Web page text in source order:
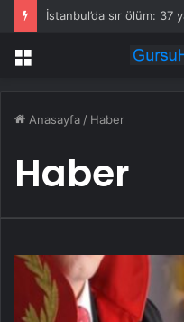
Menü
Anasayfa / Haber
Haber